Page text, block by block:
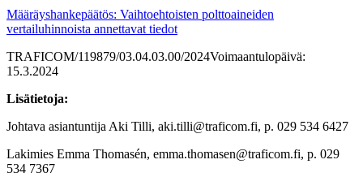
Määräyshankepäätös: Vaihtoehtoisten polttoaineiden
vertailuhinnoista annettavat tiedot
TRAFICOM/119879/03.04.03.00/2024Voimaantulopäivä:
15.3.2024
Lisätietoja:
Johtava asiantuntija Aki Tilli, aki.tilli@traficom.fi, p. 029 534 6427
Lakimies Emma Thomasén, emma.thomasen@traficom.fi, p. 029
534 7367